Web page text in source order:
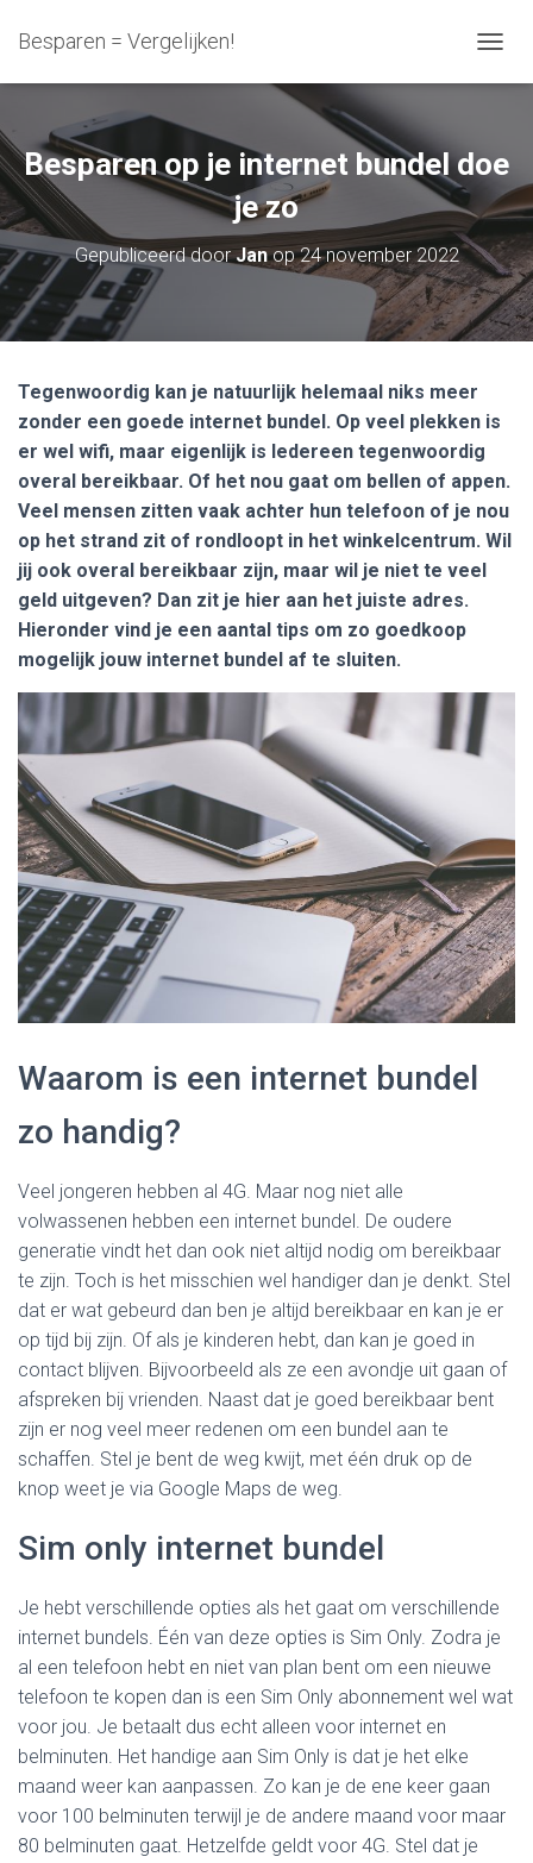
Besparen = Vergelijken!
A
A
I
W
I
S
S
N
Besparen op je internet bundel doe
je zo
Gepubliceerd doorJanop24 november 2022
Tegenwoordig kan je natuurlijk helemaal niks meer
zonder een goede internet bundel. Op veel plekken is
er wel wifi, maar eigenlijk is Iedereen tegenwoordig
overal bereikbaar. Of het nou gaat om bellen of appen.
Veel mensen zitten vaak achter hun telefoon of je nou
op het strand zit of rondloopt in het winkelcentrum. Wil
jij ook overal bereikbaar zijn, maar wil je niet te veel
geld uitgeven? Dan zit je hier aan het juiste adres.
Hieronder vind je een aantal tips om zo goedkoop
mogelijk jouw internet bundel af te sluiten.
Waarom is een internet bundel
zo handig?
Veel jongeren hebben al 4G. Maar nog niet alle
volwassenen hebben een internet bundel. De oudere
generatie vindt het dan ook niet altijd nodig om bereikbaar
te zijn. Toch is het misschien wel handiger dan je denkt. Stel
dat er wat gebeurd dan ben je altijd bereikbaar en kan je er
op tijd bij zijn. Of als je kinderen hebt, dan kan je goed in
contact blijven. Bijvoorbeeld als ze een avondje uit gaan of
afspreken bij vrienden. Naast dat je goed bereikbaar bent
zijn er nog veel meer redenen om een bundel aan te
schaffen. Stel je bent de weg kwijt, met één druk op de
knop weet je via Google Maps de weg.
Sim only internet bundel
Je hebt verschillende opties als het gaat om verschillende
internet bundels. Één van deze opties is Sim Only. Zodra je
al een telefoon hebt en niet van plan bent om een nieuwe
telefoon te kopen dan is een Sim Only abonnement wel wat
voor jou. Je betaalt dus echt alleen voor internet en
belminuten. Het handige aan Sim Only is dat je het elke
maand weer kan aanpassen. Zo kan je de ene keer gaan
voor 100 belminuten terwijl je de andere maand voor maar
80 belminuten gaat. Hetzelfde geldt voor 4G. Stel dat je